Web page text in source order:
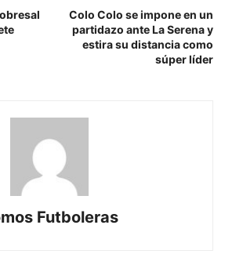
Colo Colo se impone en un
partidazo ante La Serena y
estira su distancia como
súper líder
Futboleras